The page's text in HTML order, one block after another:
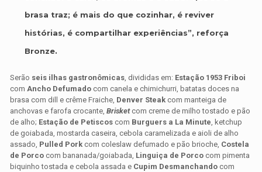
brasa traz; é mais do que cozinhar, é reviver
histórias, é compartilhar experiências”, reforça
Bronze.
Serão seis ilhas gastronômicas, divididas em: Estação 1953 Friboi
comAncho Defumado com canela e chimichurri, batatas doces na
brasa com dill e crême Fraiche, Denver Steak com manteiga de
anchovas e farofa crocante,Brisket com creme de milho tostado e pão
de alho; Estação de Petiscos com Burguers a La Minute, ketchup
de goiabada, mostarda caseira, cebola caramelizada e aioli de alho
assado, Pulled Pork com coleslaw defumado e pão brioche, Costela
de Porco com bananada/goiabada, Linguiça de Porco com pimenta
biquinho tostada e cebola assada e Cupim Desmanchando com